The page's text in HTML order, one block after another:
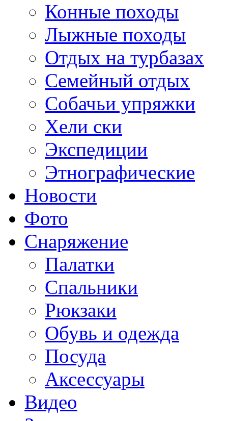
Конные походы
Лыжные походы
Отдых на турбазах
Семейный отдых
Собачьи упряжки
Хели ски
Экспедиции
Этнографические
Новости
Фото
Снаряжение
Палатки
Спальники
Рюкзаки
Обувь и одежда
Посуда
Аксессуары
Видео